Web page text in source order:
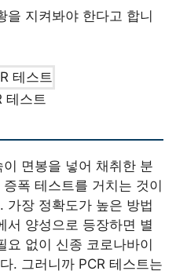
을 지켜봐야 한다고 합니
테스트
면봉을 넣어 채취한 분
폭 테스트를 거치는 것이
가장 정확도가 높은 방법
서 양성으로 등장하면 별
요 없이 신종 코로나바이
. 그러니까 PCR 테스트는